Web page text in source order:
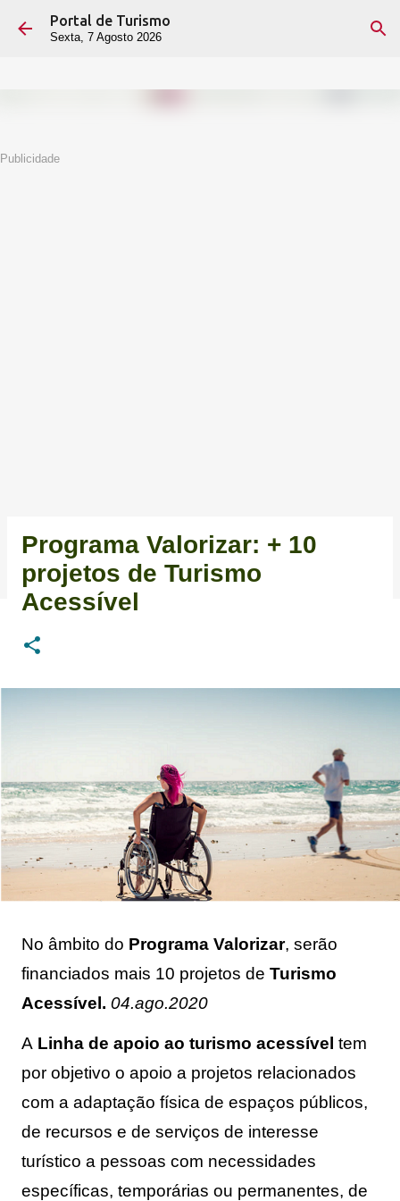
Avançar para o conteúdo principal
Portal de Turismo
Sexta, 7 Agosto 2026
Publicidade
Programa Valorizar: + 10
projetos de Turismo
Acessível
No âmbito do Programa Valorizar, serão
financiados mais 10 projetos de Turismo
Acessível. 04.ago.2020
A Linha de apoio ao turismo acessível tem
por objetivo o apoio a projetos relacionados
com a adaptação física de espaços públicos,
de recursos e de serviços de interesse
turístico a pessoas com necessidades
específicas, temporárias ou permanentes, de